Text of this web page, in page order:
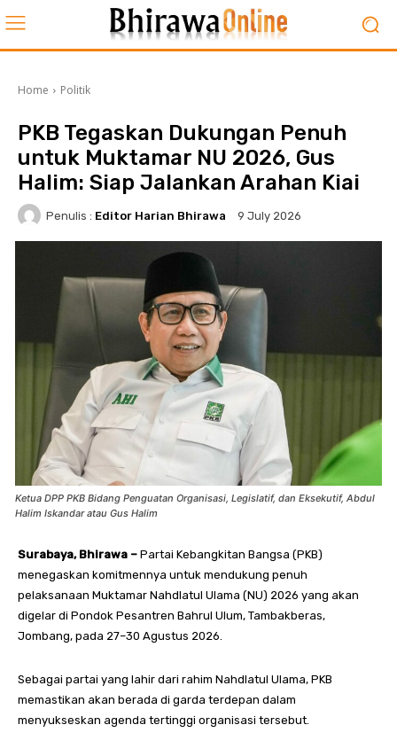
Home Politik
PKB Tegaskan Dukungan Penuh
untuk Muktamar NU 2026, Gus
Halim: Siap Jalankan Arahan Kiai
Penulis : Editor Harian Bhirawa 9 July 2026
Ketua DPP PKB Bidang Penguatan Organisasi, Legislatif, dan Eksekutif, Abdul
Halim Iskandar atau Gus Halim
Surabaya, Bhirawa – Partai Kebangkitan Bangsa (PKB)
menegaskan komitmennya untuk mendukung penuh
pelaksanaan Muktamar Nahdlatul Ulama (NU) 2026 yang akan
digelar di Pondok Pesantren Bahrul Ulum, Tambakberas,
Jombang, pada 27–30 Agustus 2026.
Sebagai partai yang lahir dari rahim Nahdlatul Ulama, PKB
memastikan akan berada di garda terdepan dalam
menyukseskan agenda tertinggi organisasi tersebut.